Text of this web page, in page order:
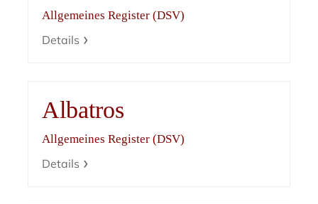
Allgemeines Register (DSV)
Details
Albatros
Allgemeines Register (DSV)
Details